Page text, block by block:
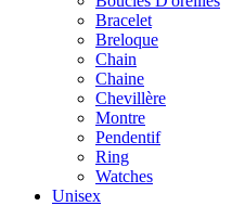
Bracelet
Breloque
Chain
Chaine
Chevillère
Montre
Pendentif
Ring
Watches
Unisex